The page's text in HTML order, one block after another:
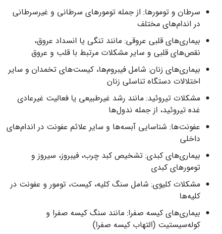
سرطان و تومورها: از جمله تومورهای سرطانی و غیرسرطانی
در اندام‌های مختلف
بیماری‌های قلبی عروقی: مانند تنگی یا انسداد عروق،
نقص‌های قلبی و سایر مشکلات مرتبط با قلب و عروق
بیماری‌های زنان: شامل فیبروم‌ها، کیست‌های تخمدان و سایر
اختلالات دستگاه تناسلی زنان
مشکلات تیروئید: مانند رشد غیرطبیعی یا فعالیت غیرعادی
غده تیروئید، از جمله ندول‌ها
عفونت‌ها: شناسایی آبسه‌ها و سایر علائم عفونت در اندام‌های
داخلی
بیماری‌های کبدی: تشخیص کبد چرب، فیبروز، سیروز و
تومورهای کبدی
مشکلات کلیوی: شامل سنگ کلیه، کیست، تومور و عفونت در
کلیه‌ها
بیماری‌های کیسه صفرا: مانند سنگ کیسه صفرا و
کوله‌سیستیت (التهاب کیسه صفرا)